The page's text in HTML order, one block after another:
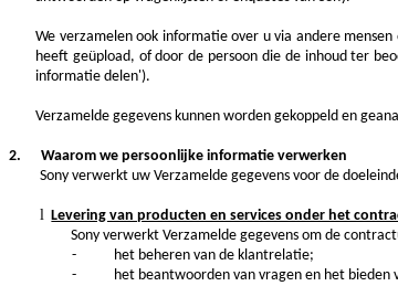
We verzamelen ook informatie over u via andere
heeft geüpload, of door de persoon die de inhoud ter
informatie delen').
Verzamelde gegevens kunnen worden gekoppeld en
2. Waarom we persoonlijke informatie verwerken
Sony verwerkt uw Verzamelde gegevens voor de
l Levering van producten en services onder het
Sony verwerkt Verzamelde gegevens om de
-
het beheren van de klantrelatie;
-
het beantwoorden van vragen en het bieden